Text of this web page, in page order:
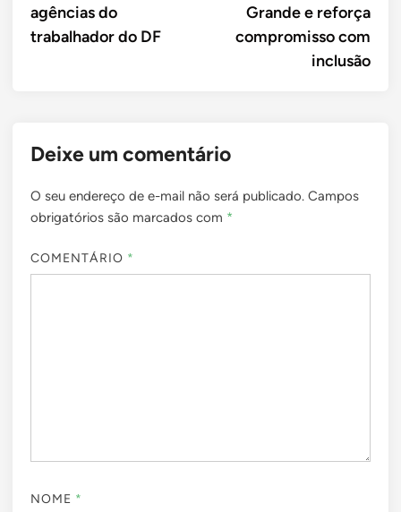
agências do
trabalhador do DF
Grande e reforça
compromisso com
inclusão
Deixe um comentário
O seu endereço de e-mail não será publicado. Campos
obrigatórios são marcados com *
COMENTÁRIO *
NOME *